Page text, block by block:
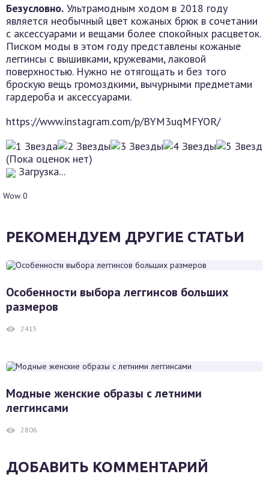
Безусловно. Ультрамодным ходом в 2018 году
является необычный цвет кожаных брюк в сочетании
с аксессуарами и вещами более спокойных расцветок.
Писком моды в этом году представлены кожаные
леггинсы с вышивками, кружевами, лаковой
поверхностью. Нужно не отягощать и без того
броскую вещь громоздкими, вычурными предметами
гардероба и аксессуарами.
https://www.instagram.com/p/BYM3uqMFYOR/
(Пока оценок нет)
Загрузка...
Wow 0
РЕКОМЕНДУЕМ ДРУГИЕ СТАТЬИ
Особенности выбора леггинсов больших
размеров
2415
Модные женские образы с летними
леггинсами
2806
ДОБАВИТЬ КОММЕНТАРИЙ